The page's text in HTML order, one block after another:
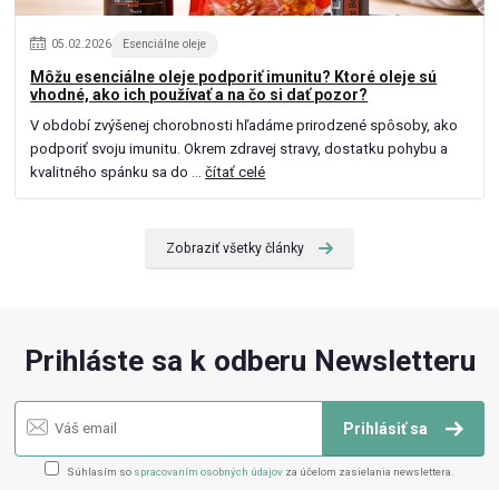
05.02.2026 Esenciálne oleje
Môžu esenciálne oleje podporiť imunitu? Ktoré oleje sú
vhodné, ako ich používať a na čo si dať pozor?
V období zvýšenej chorobnosti hľadáme prirodzené spôsoby, ako
podporiť svoju imunitu. Okrem zdravej stravy, dostatku pohybu a
kvalitného spánku sa do ...čítať celé
Zobraziť všetky články
Prihláste sa k odberu Newsletteru
Prihlásiť sa
Súhlasím so spracovaním osobných údajov za účelom zasielania newslettera.